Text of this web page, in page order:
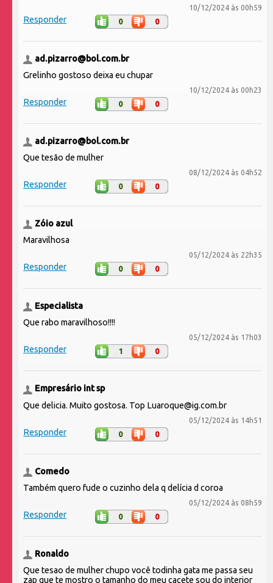
10/12/2024 às 00h59
Responder 0 0
ad.pizarro@bol.com.br
Grelinho gostoso deixa eu chupar
10/12/2024 às 00h23
Responder 0 0
ad.pizarro@bol.com.br
Que tesão de mulher
08/12/2024 às 04h52
Responder 0 0
Zóio azul
Maravilhosa
05/12/2024 às 22h35
Responder 0 0
Especialista
Que rabo maravilhoso!!!!
05/12/2024 às 17h03
Responder 1 0
Empresário int sp
Que delicia. Muito gostosa. Top Luaroque@ig.com.br
05/12/2024 às 14h51
Responder 0 0
Comedo
Também quero fude o cuzinho dela q delícia d coroa
05/12/2024 às 08h59
Responder 0 0
Ronaldo
Que tesao de mulher chupo você todinha gata me passa seu
zap que te mostro o tamanho do meu cacete sou do interior